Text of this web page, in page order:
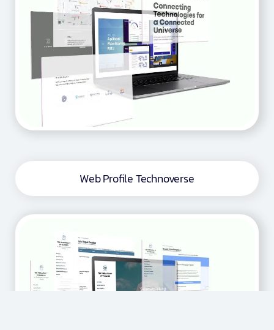
Web Profile Technoverse